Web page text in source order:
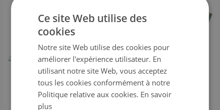
CARREAUX DE VINYLE AUTO-
ADHÉSIFS ONDES ABSTRAITES
CARREAUX DE VINYLE AUTO-
Ce site Web utilise des
cookies
Notre site Web utilise des cookies pour
améliorer l'expérience utilisateur. En
utilisant notre site Web, vous acceptez
tous les cookies conformément à notre
Politique relative aux cookies. En savoir
plus